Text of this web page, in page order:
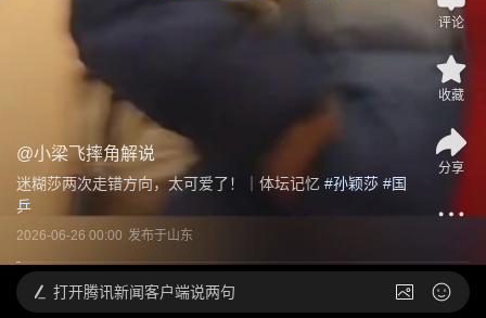
@小梁飞摔角解说
迷糊莎两次走错方向，太可爱了！｜体坛记忆 #孙颖莎 #国
乒
2026-06-26 00:00 发布于山东
评论
收藏
分享
打开腾讯新闻客户端说两句